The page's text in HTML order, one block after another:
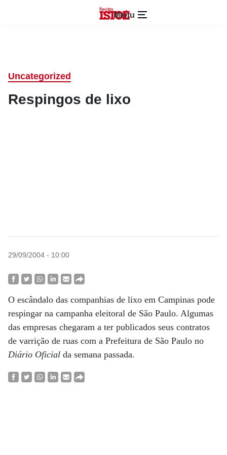
Menu
Uncategorized
Respingos de lixo
29/09/2004 - 10:00
O escândalo das companhias de lixo em Campinas pode
respingar na campanha eleitoral de São Paulo. Algumas
das empresas chegaram a ter publicados seus contratos
de varrição de ruas com a Prefeitura de São Paulo no
Diário Oficial da semana passada.